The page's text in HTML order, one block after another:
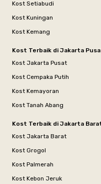
Kost Setiabudi
Kost Kuningan
Kost Kemang
Kost Terbaik di Jakarta
Kost Jakarta Pusat
Kost Cempaka Putih
Kost Kemayoran
Kost Tanah Abang
Kost Terbaik di Jakarta
Kost Jakarta Barat
Kost Grogol
Kost Palmerah
Kost Kebon Jeruk